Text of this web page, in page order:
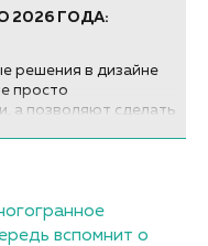
ГОДА:
решения в дизайне
просто
а позволяют сделать
вспомнит о